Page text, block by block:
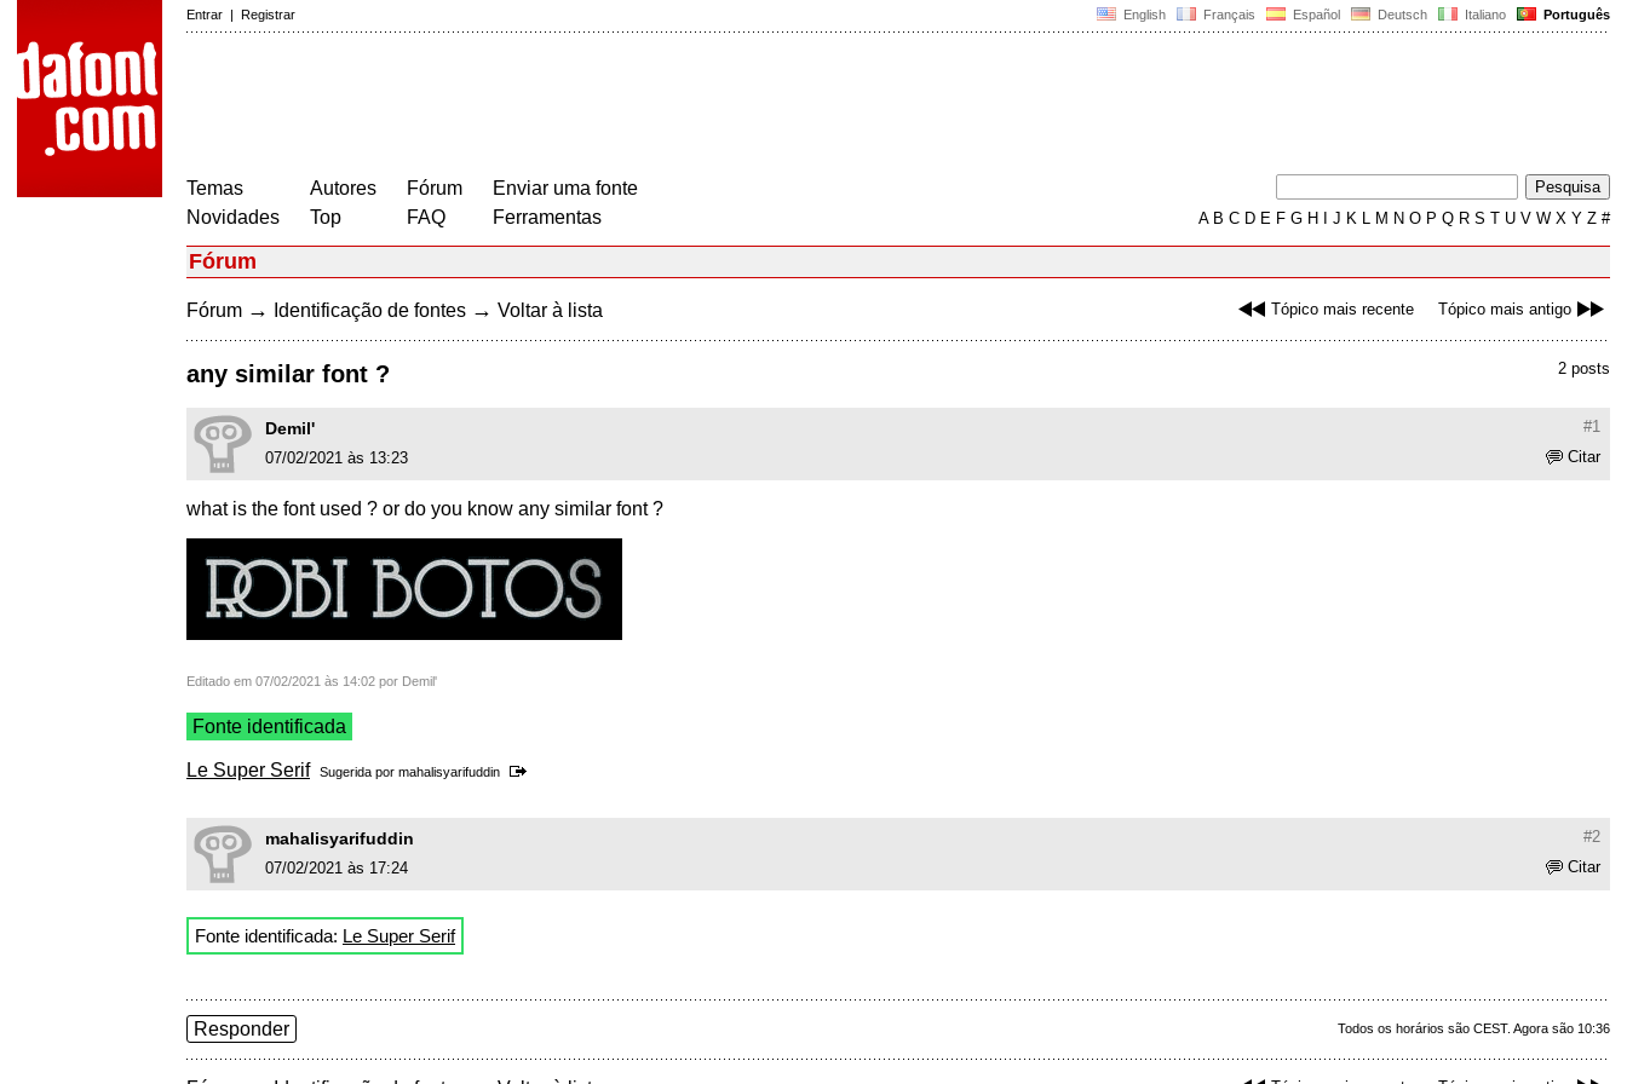
English Français Español Deutsch Italiano Português
Entrar | Registrar
Temas
Novidades
Autores
Top
Fórum
FAQ
Enviar uma fonte
Ferramentas
AB C D E F G H J K L M N O P Q R S T U V W X Y Z #
Fórum
Tópico mais recente Tópico mais antigo
Fórum → Identificação de fontes → Voltar à lista
2 posts
any similar font ?
#1
Demil'
Citar
07/02/2021 às 13:23
what is the font used ? or do you know any similar font ?
Editado em 07/02/2021 às 14:02 por Demil'
Fonte identificada
Le Super Serif Sugerida por mahalisyarifuddin
#2
mahalisyarifuddin
Citar
07/02/2021 às 17:24
Fonte identificada: Le Super Serif
Todos os horários são CEST. Agora são 10:36
Responder